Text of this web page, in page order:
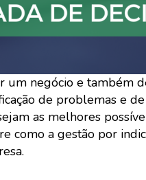
um negócio e também
de problemas e
as melhores
como a gestão por